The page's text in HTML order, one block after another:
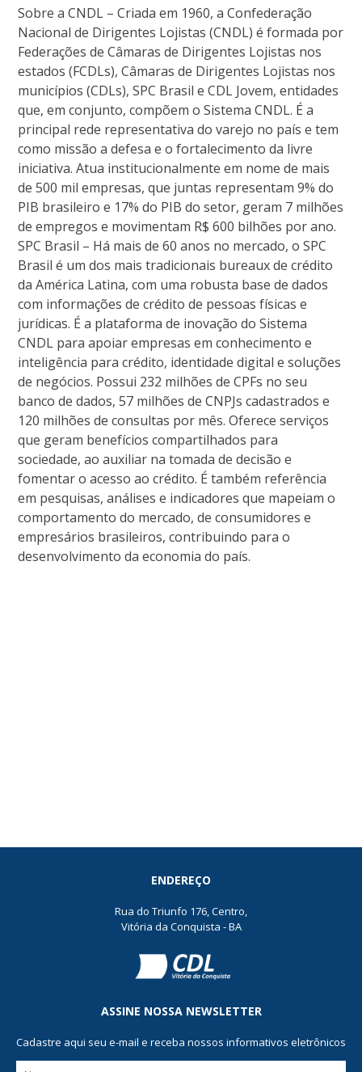
Sobre a CNDL – Criada em 1960, a Confederação
Nacional de Dirigentes Lojistas (CNDL) é formada por
Federações de Câmaras de Dirigentes Lojistas nos
estados (FCDLs), Câmaras de Dirigentes Lojistas nos
municípios (CDLs), SPC Brasil e CDL Jovem, entidades
que, em conjunto, compõem o Sistema CNDL. É a
principal rede representativa do varejo no país e tem
como missão a defesa e o fortalecimento da livre
iniciativa. Atua institucionalmente em nome de mais
de 500 mil empresas, que juntas representam 9% do
PIB brasileiro e 17% do PIB do setor, geram 7 milhões
de empregos e movimentam R$ 600 bilhões por ano.
SPC Brasil – Há mais de 60 anos no mercado, o SPC
Brasil é um dos mais tradicionais bureaux de crédito
da América Latina, com uma robusta base de dados
com informações de crédito de pessoas físicas e
jurídicas. É a plataforma de inovação do Sistema
CNDL para apoiar empresas em conhecimento e
inteligência para crédito, identidade digital e soluções
de negócios. Possui 232 milhões de CPFs no seu
banco de dados, 57 milhões de CNPJs cadastrados e
120 milhões de consultas por mês. Oferece serviços
que geram benefícios compartilhados para
sociedade, ao auxiliar na tomada de decisão e
fomentar o acesso ao crédito. É também referência
em pesquisas, análises e indicadores que mapeiam o
comportamento do mercado, de consumidores e
empresários brasileiros, contribuindo para o
desenvolvimento da economia do país.
ENDEREÇO
Rua do Triunfo 176, Centro,
Vitória da Conquista - BA
ASSINE NOSSA NEWSLETTER
Cadastre aqui seu e-mail e receba nossos informativos eletrônicos